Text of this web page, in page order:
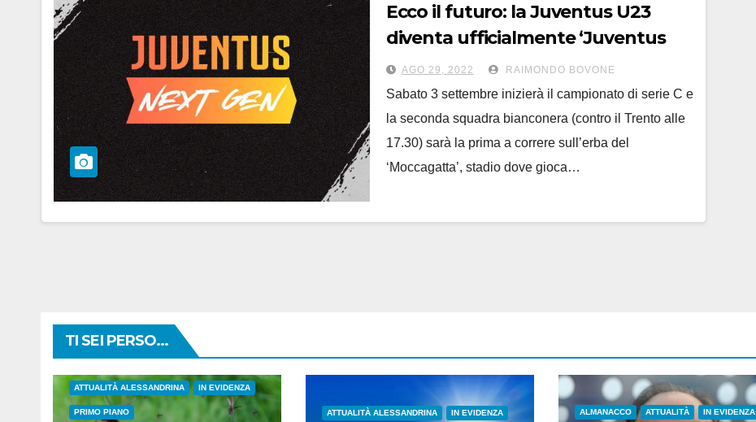
Ecco il futuro: la Juventus U23
diventa ufficialmente ‘Juventus
Next Gen’
AGO 29, 2022 RAIMONDO BOVONE
Sabato 3 settembre inizierà il campionato di serie C e
la seconda squadra bianconera (contro il Trento alle
17.30) sarà la prima a correre sull’erba del
‘Moccagatta’, stadio dove gioca…
TI SEI PERSO...
ATTUALITÀ ALESSANDRINA IN EVIDENZA
PRIMO PIANO ATTUALITÀ ALESSANDRINA IN EVIDENZA ALMANACCO ATTUALITÀ IN EVIDENZA